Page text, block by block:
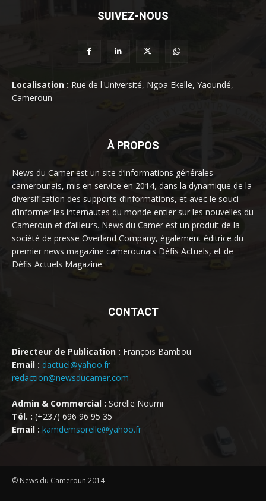
SUIVEZ-NOUS
Localisation : Rue de l'Université, Ngoa Ekelle, Yaoundé,
Cameroun
À PROPOS
News du Camer est un site d’informations générales
camerounais, mis en service en 2014, dans la dynamique de la
diversification des supports d’informations, et avec le souci
d’informer les internautes du monde entier sur les nouvelles du
Cameroun et d’ailleurs. News du Camer est un produit de la
société de presse Overland Company, également éditrice du
premier news magazine camerounais Défis Actuels, et de
Défis Actuels Magazine.
CONTACT
Directeur de Publication : François Bambou
Email : dactuel@yahoo.fr
redaction@newsducamer.com
Admin & Commercial : Sorelle Noumi
Tél. : (+237) 696 96 95 35
Email : kamdemsorelle@yahoo.fr
© News du Cameroun 2014